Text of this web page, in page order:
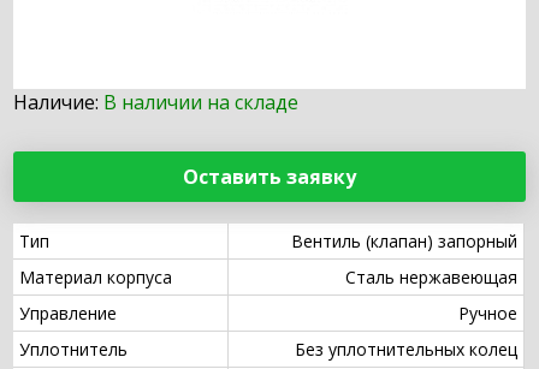
Наличие: В наличии на складе
Оставить заявку
Тип
Вентиль (клапан) запорный
Материал корпуса
Сталь нержавеющая
Управление
Ручное
Уплотнитель
Без уплотнительных колец